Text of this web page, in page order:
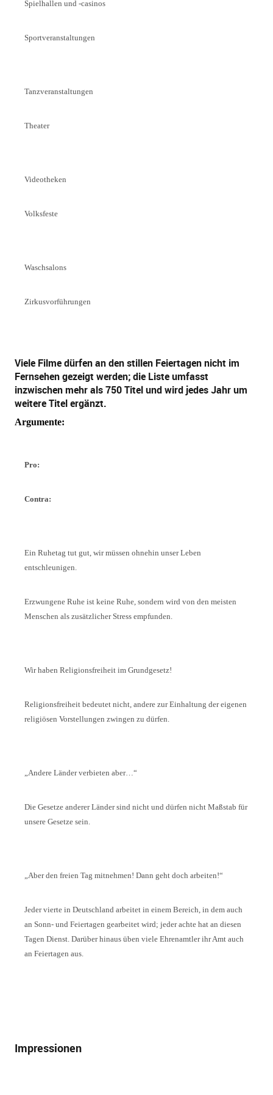
Spielhallen und -casinos
Sportveranstaltungen
Tanzveranstaltungen
Theater
Videotheken
Volksfeste
Waschsalons
Zirkusvorführungen
Viele Filme dürfen an den stillen Feiertagen nicht im
Fernsehen gezeigt werden; die Liste umfasst
inzwischen mehr als 750 Titel und wird jedes Jahr um
weitere Titel ergänzt.
Argumente:
Pro:
Contra:
Ein Ruhetag tut gut, wir müssen ohnehin unser Leben
entschleunigen.
Erzwungene Ruhe ist keine Ruhe, sondern wird von den meisten
Menschen als zusätzlicher Stress empfunden.
Wir haben Religionsfreiheit im Grundgesetz!
Religionsfreiheit bedeutet nicht, andere zur Einhaltung der eigenen
religiösen Vorstellungen zwingen zu dürfen.
„Andere Länder verbieten aber…“
Die Gesetze anderer Länder sind nicht und dürfen nicht Maßstab für
unsere Gesetze sein.
„Aber den freien Tag mitnehmen! Dann geht doch arbeiten!“
Jeder vierte in Deutschland arbeitet in einem Bereich, in dem auch
an Sonn- und Feiertagen gearbeitet wird; jeder achte hat an diesen
Tagen Dienst. Darüber hinaus üben viele Ehrenamtler ihr Amt auch
an Feiertagen aus.
Impressionen